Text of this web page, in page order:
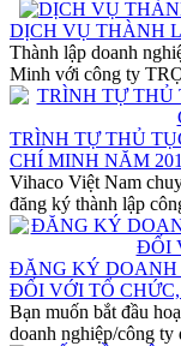
DỊCH VỤ THÀNH
Thành lập doanh
Minh với công ty
TRÌNH TỰ THỦ
CHÍ MINH NĂM
Vihaco Việt Nam
đăng ký thành lập
ĐĂNG KÝ DOANH
ĐỐI VỚI TỔ
Bạn muốn bắt đầu
doanh nghiệp/công ty